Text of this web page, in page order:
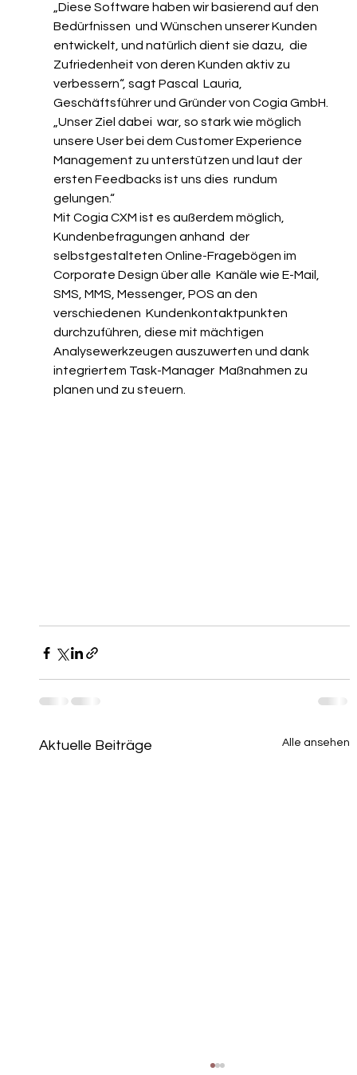
„Diese Software haben wir basierend auf den
Bedürfnissen  und Wünschen unserer Kunden
entwickelt, und natürlich dient sie dazu,  die
Zufriedenheit von deren Kunden aktiv zu
verbessern“, sagt Pascal  Lauria,
Geschäftsführer und Gründer von Cogia GmbH.
„Unser Ziel dabei  war, so stark wie möglich
unsere User bei dem Customer Experience
Management zu unterstützen und laut der
ersten Feedbacks ist uns dies  rundum
gelungen.“
Mit Cogia CXM ist es außerdem möglich,
Kundenbefragungen anhand  der
selbstgestalteten Online-Fragebögen im
Corporate Design über alle  Kanäle wie E-Mail,
SMS, MMS, Messenger, POS an den
verschiedenen  Kundenkontaktpunkten
durchzuführen, diese mit mächtigen
Analysewerkzeugen auszuwerten und dank
integriertem Task-Manager  Maßnahmen zu
planen und zu steuern.
Aktuelle Beiträge Alle ansehen